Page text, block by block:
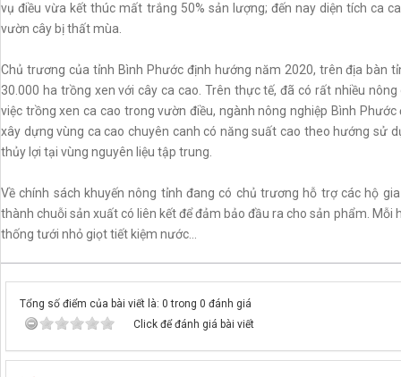
vụ điều vừa kết thúc mất trắng 50% sản lượng; đến nay diện tích ca
vườn cây bị thất mùa.
Chủ trương của tỉnh Bình Phước định hướng năm 2020, trên địa bàn
30.000 ha trồng xen với cây ca cao. Trên thực tế, đã có rất nhiều
việc trồng xen ca cao trong vườn điều, ngành nông nghiệp Bình
xây dựng vùng ca cao chuyên canh có năng suất cao theo hướng sử
thủy lợi tại vùng nguyên liệu tập trung.
Về chính sách khuyến nông tỉnh đang có chủ trương hỗ trợ các hộ
thành chuỗi sản xuất có liên kết để đảm bảo đầu ra cho sản phẩm. Mỗi
thống tưới nhỏ giọt tiết kiệm nước...
Tổng số điểm của bài viết là: 0 trong 0 đánh giá
Click để đánh giá bài viết